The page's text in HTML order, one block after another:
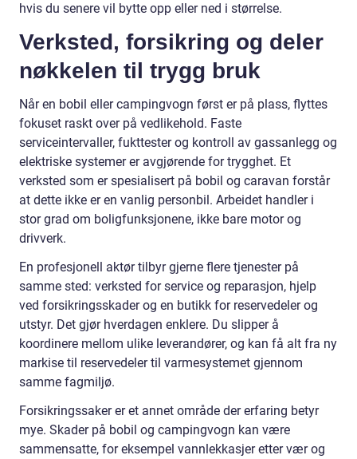
hvis du senere vil bytte opp eller ned i størrelse.
Verksted, forsikring og deler
nøkkelen til trygg bruk
Når en bobil eller campingvogn først er på plass, flyttes
fokuset raskt over på vedlikehold. Faste
serviceintervaller, fukttester og kontroll av gassanlegg og
elektriske systemer er avgjørende for trygghet. Et
verksted som er spesialisert på bobil og caravan forstår
at dette ikke er en vanlig personbil. Arbeidet handler i
stor grad om boligfunksjonene, ikke bare motor og
drivverk.
En profesjonell aktør tilbyr gjerne flere tjenester på
samme sted: verksted for service og reparasjon, hjelp
ved forsikringsskader og en butikk for reservedeler og
utstyr. Det gjør hverdagen enklere. Du slipper å
koordinere mellom ulike leverandører, og kan få alt fra ny
markise til reservedeler til varmesystemet gjennom
samme fagmiljø.
Forsikringssaker er et annet område der erfaring betyr
mye. Skader på bobil og campingvogn kan være
sammensatte, for eksempel vannlekkasjer etter vær og